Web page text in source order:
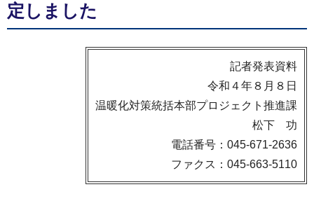
定しました
記者発表資料
令和４年８月８日
温暖化対策統括本部プロジェクト推進課
松下 功
電話番号：045-671-2636
ファクス：045-663-5110